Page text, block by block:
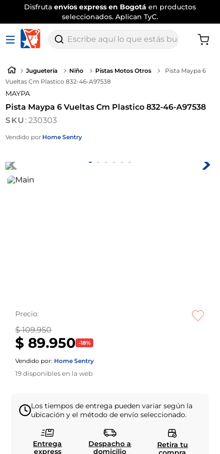
Disfruta envíos express en Bogotá en productos
seleccionados. Aplican TyC.
Escribe aquí lo que estás buscando
Juguetería Niño Pistas Motos Otros
Pista Maypa 6
Vueltas Cm Plastico 832-46-A97538
MAYPA
Pista Maypa 6 Vueltas Cm Plastico 832-46-A97538
:230303
Vendido por Home Sentry
Precio:
$ 109.950
$ 89.950 -18%
Vendido por: Home Sentry
19disponibles en la web
Los tiempos de entrega pueden variar según la
ubicación y el método de envío seleccionado.
Entrega
express
Despacho a
domicilio
Retira tu